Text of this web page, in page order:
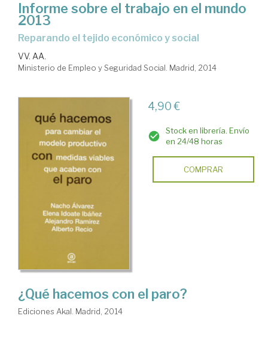
Informe sobre el trabajo en el mundo
2013
reparando el tejido económico y social
VV. AA.
Ministerio de Empleo y Seguridad Social. Madrid, 2014
4,90 €
Stock en librería. Envío
en 24/48 horas
COMPRAR
¿Qué hacemos con el paro?
Ediciones Akal. Madrid, 2014